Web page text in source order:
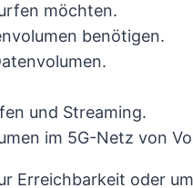
möchten.
benötigen.
und Streaming.
im 5G-Netz von
Erreichbarkeit oder